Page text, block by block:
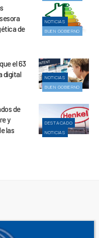
NOTICIAS
BUEN GOBIERNO
de
NOTICIAS
BUEN GOBIERNO
el 63
digital
DESTACADO
NOTICIAS
de
y
las